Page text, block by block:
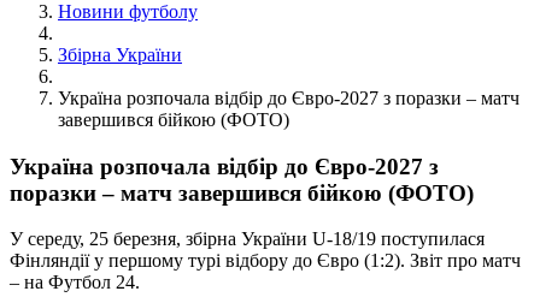
Новини футболу
Збірна України
Україна розпочала відбір до Євро-2027 з поразки – матч
завершився бійкою (ФОТО)
Україна розпочала відбір до Євро-2027 з
поразки – матч завершився бійкою (ФОТО)
У середу, 25 березня, збірна України U-18/19 поступилася
Фінляндії у першому турі відбору до Євро (1:2). Звіт про матч
– на Футбол 24.